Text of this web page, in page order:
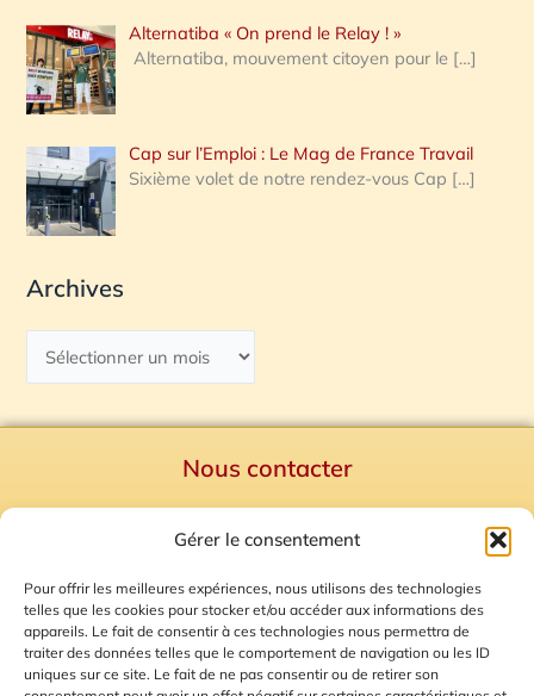
Gérer le consentement
Pour offrir les meilleures expériences, nous utilisons des technologies
telles que les cookies pour stocker et/ou accéder aux informations des
appareils. Le fait de consentir à ces technologies nous permettra de
traiter des données telles que le comportement de navigation ou les ID
uniques sur ce site. Le fait de ne pas consentir ou de retirer son
Alternatiba « On prend le Relay ! »
Alternatiba, mouvement citoyen pour le […]
Cap sur l’Emploi : Le Mag de France Travail
Sixième volet de notre rendez-vous Cap […]
Archives
Nous contacter
Mentions Légales
Plan du site
Gestion des Cookies